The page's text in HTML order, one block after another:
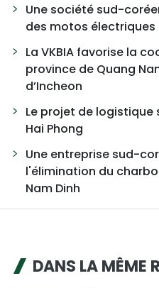
Une société sud-
des motos électriques
La VKBIA favorise la
province de Quang
d’Incheon
Le projet de
Hai Phong
Une entreprise sud-
l'élimination du
Nam Dinh
DANS LA MÊME